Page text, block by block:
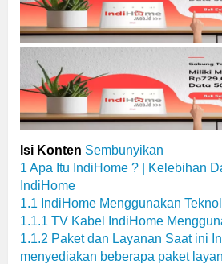
Isi Konten Sembunyikan
1 Apa Itu IndiHome ? | Kelebihan
IndiHome
1.1 IndiHome Menggunakan
1.1.1 TV Kabel IndiHome
1.1.2 Paket dan Layanan Saat ini
menyediakan beberapa paket